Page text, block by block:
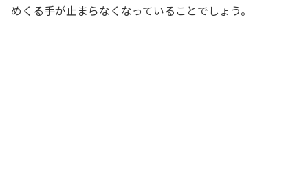
めくる手が止まらなくなっていることでしょう。